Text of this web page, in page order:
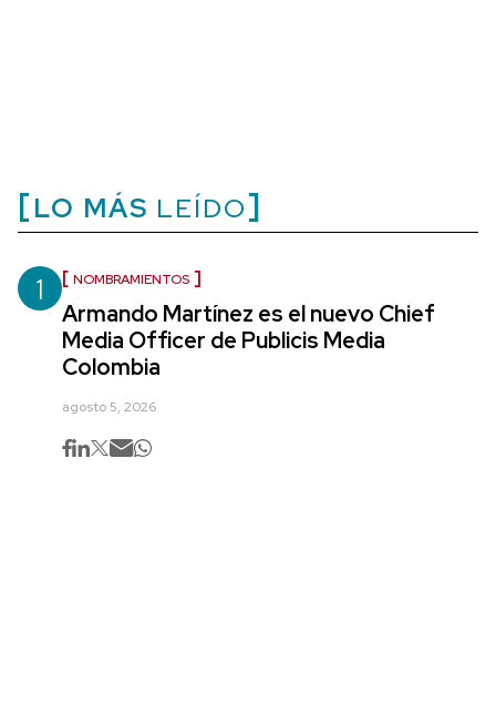
LO MÁS LEÍDO
1 NOMBRAMIENTOS
Armando Martínez es el nuevo Chief
Media Officer de Publicis Media
Colombia
agosto 5, 2026